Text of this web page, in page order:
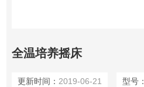
全温培养摇床
更新时间： 2019-06-21 型号：